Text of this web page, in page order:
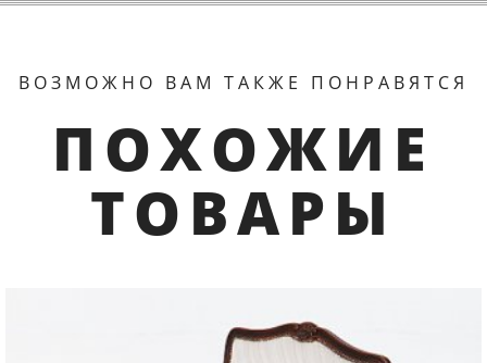
ВОЗМОЖНО ВАМ ТАКЖЕ ПОНРАВЯТСЯ
ПОХОЖИЕ
ТОВАРЫ